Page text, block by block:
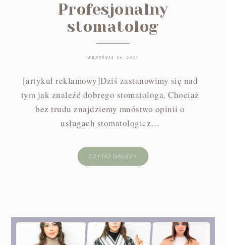
Profesjonalny
stomatolog
WRZEŚNIA 28, 2023
[artykuł reklamowy]Dziś zastanowimy się nad
tym jak znaleźć dobrego stomatologa. Chociaż
bez trudu znajdziemy mnóstwo opinii o
usługach stomatologicz…
CZYTAJ DALEJ »